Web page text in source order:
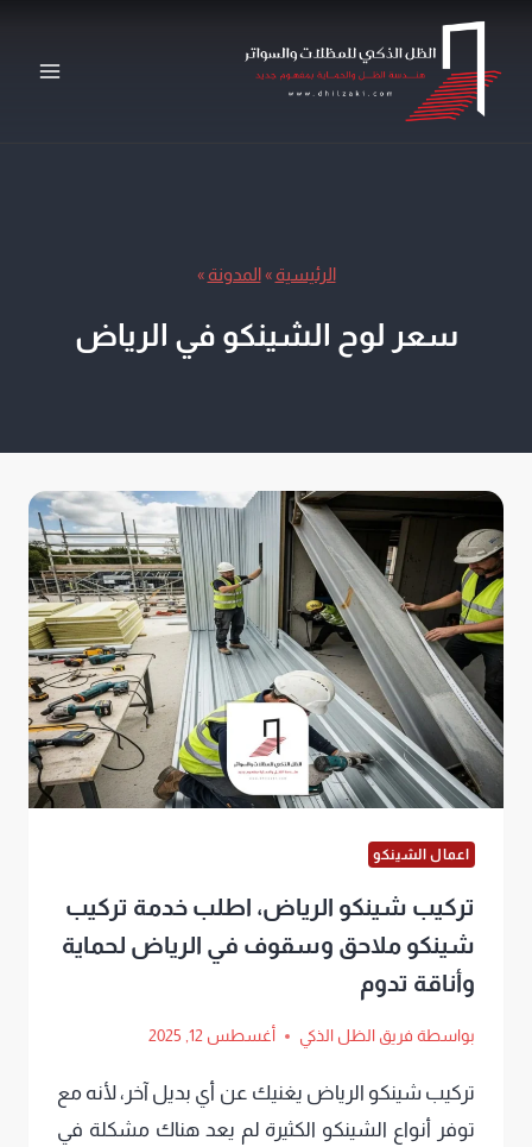
التجاوز
المحتوى
الرئيسية»المدونة»
سعر لوح الشينكو في الرياض
اعمال الشينكو
تركيب شينكو الرياض، اطلب خدمة تركيب
شينكو ملاحق وسقوف في الرياض لحماية
وأناقة تدوم
بواسطة فريق الظل الذكي أغسطس 12, 2025
تركيب شينكو الرياض يغنيك عن أي بديل آخر، لأنه مع
توفر أنواع الشينكو الكثيرة لم يعد هناك مشكلة في